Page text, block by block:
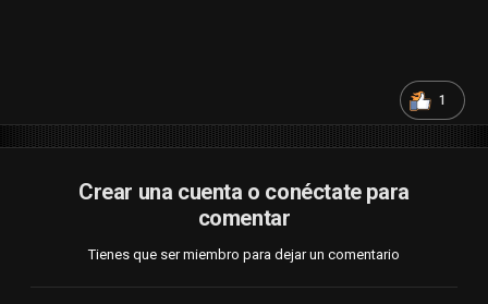
1
Crear una cuenta o conéctate para
comentar
Tienes que ser miembro para dejar un comentario